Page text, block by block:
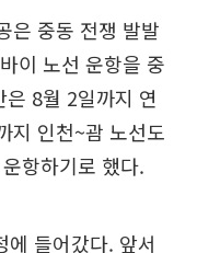
은 중동 전쟁 발발
이 노선 운항을 중
8월 2일까지 연
지 인천~괌 노선도
항하기로 했다.
에 들어갔다. 앞서